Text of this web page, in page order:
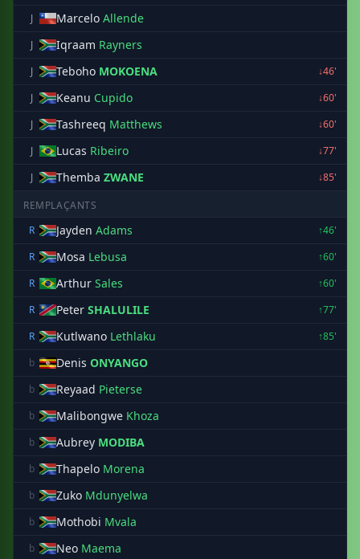
J Marcelo Allende
J Iqraam Rayners
J Teboho MOKOENA
↓46'
J
Keanu Cupido
↓60'
J
Tashreeq Matthews
↓60'
J
Lucas Ribeiro
↓77'
J
Themba ZWANE ↓85'
REMPLAÇANTS
R
Jayden Adams
↑46'
R
Mosa Lebusa
↑60'
R
Arthur Sales
↑60'
R
Peter SHALULILE
↑77'
R
Kutlwano Lethlaku
↑85'
b
Denis ONYANGO
b Reyaad Pieterse
b Malibongwe Khoza
b Aubrey MODIBA
b Thapelo Morena
b Zuko Mdunyelwa
b Mothobi Mvala
b Neo Maema